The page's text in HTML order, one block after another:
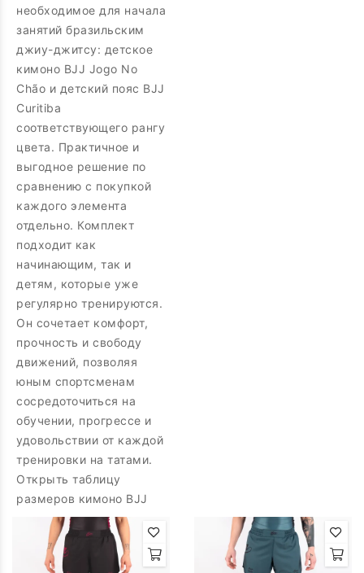
необходимое для начала
занятий бразильским
джиу-джитсу: детское
кимоно BJJ Jogo No
Chão и детский пояс BJJ
Curitiba
соответствующего рангу
цвета. Практичное и
выгодное решение по
сравнению с покупкой
каждого элемента
отдельно. Комплект
подходит как
начинающим, так и
детям, которые уже
регулярно тренируются.
Он сочетает комфорт,
прочность и свободу
движений, позволяя
юным спортсменам
сосредоточиться на
обучении, прогрессе и
удовольствии от каждой
тренировки на татами.
Открыть таблицу
размеров кимоно BJJ